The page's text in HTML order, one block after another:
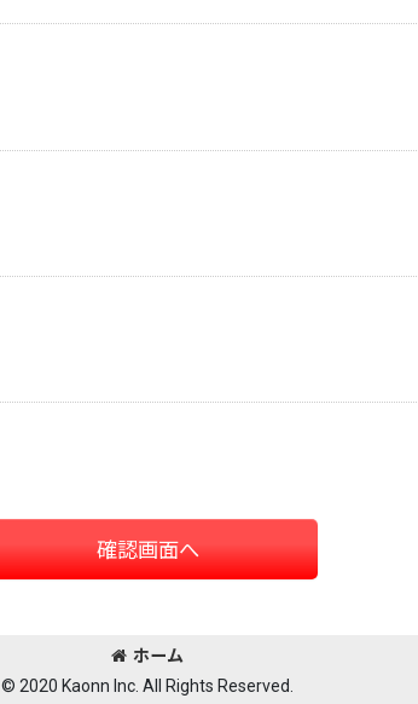
確認画面へ
ホーム
© 2020 Kaonn Inc. All Rights Reserved.